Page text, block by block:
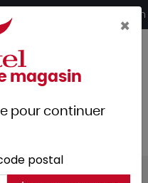
et retrait 2h en magasin
×
magasin
pour continuer
postal